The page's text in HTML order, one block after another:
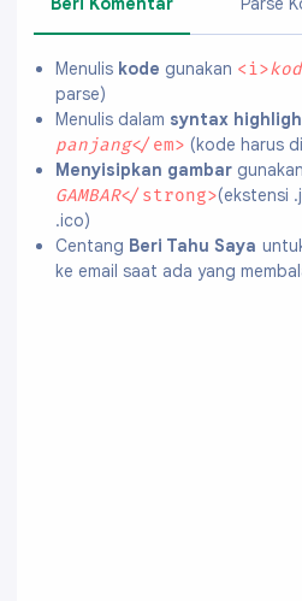
Menulis kode gunakan <i>
parse)
Menulis dalam syntax
panjang</em> (kode harus
Menyisipkan gambargunakan
GAMBAR</strong>(ekstensi
.ico)
Centang Beri Tahu Saya
ke email saat ada yang